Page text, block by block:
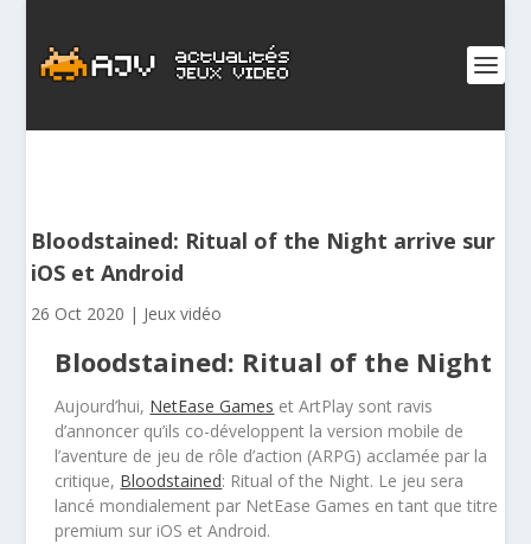
Bloodstained: Ritual of the Night arrive sur
iOS et Android
26 Oct 2020 | Jeux vidéo
Bloodstained: Ritual of the Night
Aujourd’hui, NetEase Games et ArtPlay sont ravis
d’annoncer qu’ils co-développent la version mobile de
l’aventure de jeu de rôle d’action (ARPG) acclamée par la
critique, Bloodstained: Ritual of the Night. Le jeu sera
lancé mondialement par NetEase Games en tant que titre
premium sur iOS et Android.